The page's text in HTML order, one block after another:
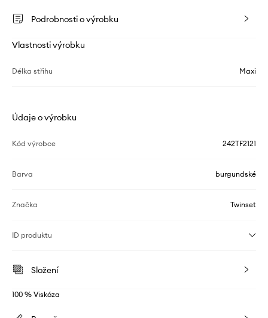
Podrobnosti o výrobku
Vlastnosti výrobku
Délka střihu Maxi
Údaje o výrobku
Kód výrobce 242TF2121
Barva burgundské
Značka Twinset
ID produktu
Složení
100 % Viskóza